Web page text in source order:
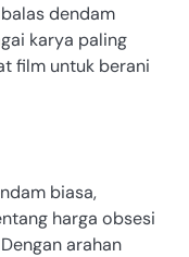
dendam
karya paling
film untuk berani
biasa,
harga obsesi
arahan